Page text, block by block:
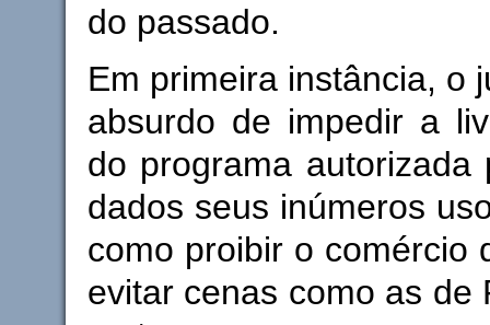
do passado.
Em primeira instância, o
absurdo de impedir a
do programa autorizada
dados seus inúmeros
como proibir o comércio
evitar cenas como as de